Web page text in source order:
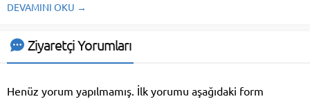
marka çok yakında Nothing
telefon geçtiğimiz günlerde
neler beklememiz gerektiğine
DEVAMINI OKU →
Ziyaretçi Yorumları
Henüz yorum yapılmamış. İlk yorumu aşağıdaki form